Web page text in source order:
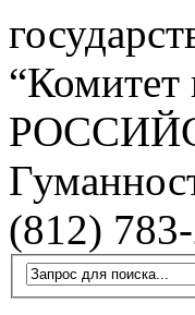
“Комитет
(812)